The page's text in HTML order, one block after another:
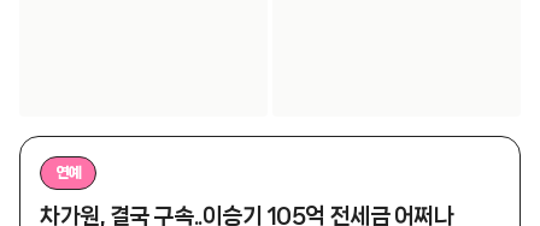
연예
차가원, 결국 구속..이승기 105억 전세금 어쩌나